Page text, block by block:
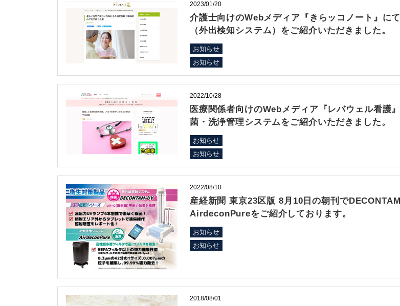
2023/01/20
介護士向けのWebメディア『きらッコノート』に
（外出検知システム）をご紹介いただきました。
お知らせ
お知らせ
2022/10/28
医療関係者向けのWebメディア『レバウェル看護
菌・洗浄管理システムをご紹介いただきました。
お知らせ
お知らせ
2022/08/10
産経新聞 東京23区版 8月10日の朝刊で
AirdeconPureをご紹介しております。
お知らせ
お知らせ
2018/08/01